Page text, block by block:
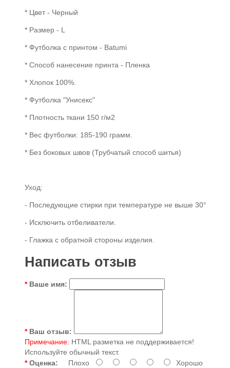
* Цвет - Черный
* Размер - L
* Футболка с принтом - Batumi
* Способ нанесение принта - Пленка
* Хлопок 100%.
* Футболка "Унисекс"
* Плотность ткани 150 г/м2
* Вес футболки: 185-190 грамм.
* Без боковых швов (Трубчатый способ шитья)
Уход:
- Последующие стирки при температуре не выше 30°
- Исключить отбеливатели.
- Глажка с обратной стороны изделия.
Написать отзыв
Ваше имя:
Ваш отзыв:
Примечание: HTML разметка не поддерживается!
Используйте обычный текст.
Оценка: Плохо Хорошо